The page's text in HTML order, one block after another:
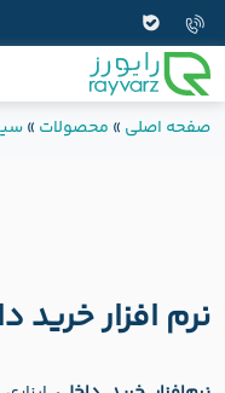
صفحه اصلی » محصولات »
نرم افزار خرید